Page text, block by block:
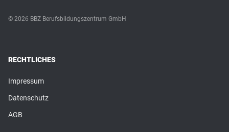
© 2026 BBZ Berufsbildungszentrum GmbH
RECHTLICHES
Impressum
Datenschutz
AGB